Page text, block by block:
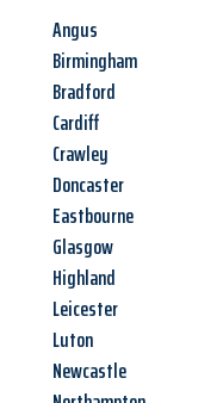
Angus
Birmingham
Bradford
Cardiff
Crawley
Doncaster
Eastbourne
Glasgow
Highland
Leicester
Luton
Newcastle